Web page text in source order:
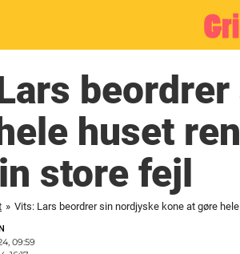
huset
store fejl
» Vits: Lars beordrer sin nordjyske kone at gøre
09:59